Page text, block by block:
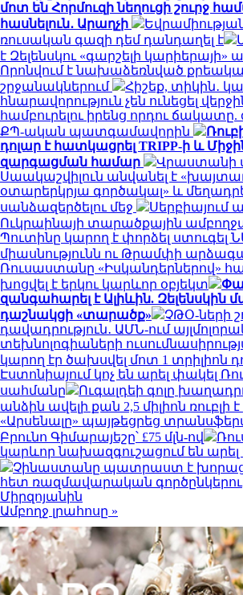
մոտ են Հորմուզի նեղուցի շուրջ
հասնելուն․ Արաղչի
ռուսական գազի դեմ դանդաղել է
է Զելենսկու «գարշելի
Որոնվում է նախաձեռնված
շրջանակներում
Հիշեք, տիկին․
հնարավորություն չեն ունեցել
համբուրելու իրենց որդու ճակատը.
ՔՊ-ական պատգամավորին
դոլար է հատկացրել TRIPP-ի և
զարգացման համար
Վրաստանի
Սաակաշվիլուն անվանել է
օտարերկրյա գործակալ» և
սանձազերծելու մեջ
Սերբիայում
Ուկրաինայի տարածքային
Պուտինը կարող է փորձել ստուգել
միասնությունն ու Թրամփի
Ռուսաստանը «Իսկանդերներով»
խոցվել է երկու կարևոր օբյեկտ
զանգահարել է Ալիևին. Զելենսկին
դաշնակցի «տարածք»
ՉԹՕ-ների
դավադրություն․ ԱՄՆ-ում
տեխնոլոգիաների
կարող էր ծախսվել մոտ 1 տրիլիոն
Էստոնիայում կոչ են արել փակել
սահմանը
Ուգալդեի գոլը
անձին ավելի քան 2,5 միլիոն ռուբլի է
«Արսենալը» պայթեցրեց
Բրունո Գիմարայեշը՝ £75 մլն-ով
կարևոր նախազգուշացում են արել
Չինաստանը պատրաստ է
հետ ռազմավարական
Միրզոյանին
Ամբողջ լրահոսը »